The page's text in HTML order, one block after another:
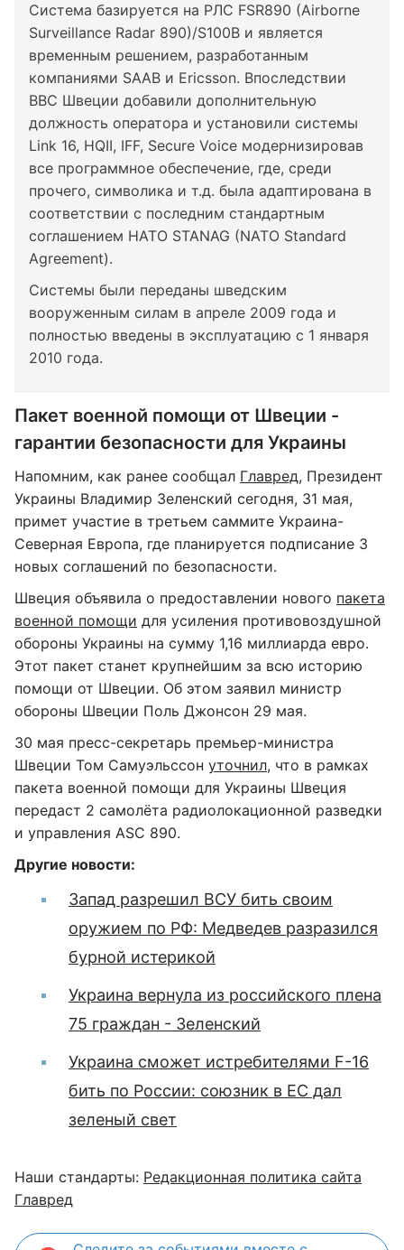
Система базируется на РЛС FSR890 (Airborne
Surveillance Radar 890)/S100B и является
временным решением, разработанным
компаниями SAAB и Ericsson. Впоследствии
ВВС Швеции добавили дополнительную
должность оператора и установили системы
Link 16, HQII, IFF, Secure Voice модернизировав
все программное обеспечение, где, среди
прочего, символика и т.д. была адаптирована в
соответствии с последним стандартным
соглашением НАТО STANAG (NATO Standard
Agreement).
Системы были переданы шведским
вооруженным силам в апреле 2009 года и
полностью введены в эксплуатацию с 1 января
2010 года.
Пакет военной помощи от Швеции -
гарантии безопасности для Украины
Напомним, как ранее сообщал Главред, Президент
Украины Владимир Зеленский сегодня, 31 мая,
примет участие в третьем саммите Украина-
Северная Европа, где планируется подписание 3
новых соглашений по безопасности.
Швеция объявила о предоставлении нового пакета
военной помощи для усиления противовоздушной
обороны Украины на сумму 1,16 миллиарда евро.
Этот пакет станет крупнейшим за всю историю
помощи от Швеции. Об этом заявил министр
обороны Швеции Поль Джонсон 29 мая.
30 мая пресс-секретарь премьер-министра
Швеции Том Самуэльссон уточнил, что в рамках
пакета военной помощи для Украины Швеция
передаст 2 самолёта радиолокационной разведки
и управления ASC 890.
Другие новости:
Запад разрешил ВСУ бить своим
оружием по РФ: Медведев разразился
бурной истерикой
Украина вернула из российского плена
75 граждан - Зеленский
Украина сможет истребителями F-16
бить по России: союзник в ЕС дал
зеленый свет
Наши стандарты: Редакционная политика сайта
Главред